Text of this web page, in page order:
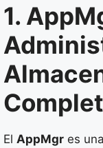
1.
El AppMgr es